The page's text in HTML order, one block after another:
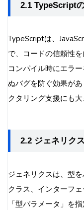
2.1 TypeScript
TypeScriptは、
で、コードの信頼性
コンパイル時にエラ
ぬバグを防ぐ効果が
クタリング支援にも大
2.2 ジェネリク
ジェネリクスは、型
クラス、インターフ
「型パラメータ」を